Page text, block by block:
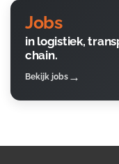
Jobs
in logistiek,
chain.
Bekijk jobs